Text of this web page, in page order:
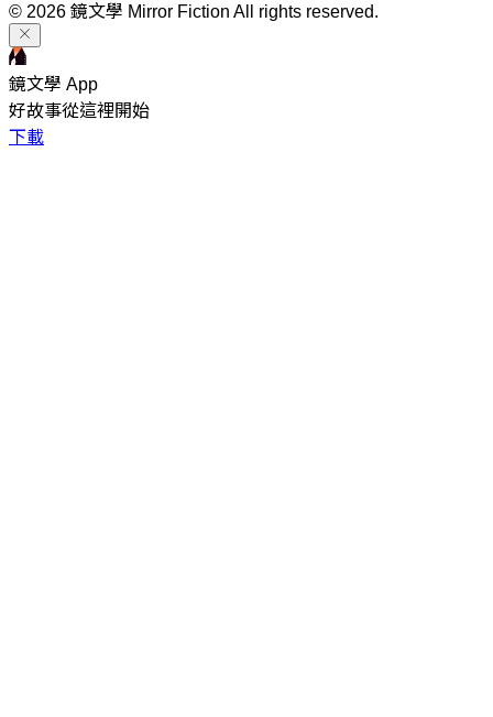
© 2026 鏡文學 Mirror Fiction All rights reserved.
鏡文學 App
好故事從這裡開始
下載